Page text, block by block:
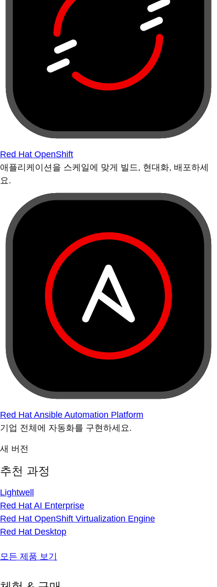
Red Hat OpenShift
애플리케이션을 스케일에 맞게 빌드, 현대화, 배포하세
요.
Red Hat Ansible Automation Platform
기업 전체에 자동화를 구현하세요.
새 버전
추천 과정
Lightwell
Red Hat AI Enterprise
Red Hat OpenShift Virtualization Engine
Red Hat Desktop
모든 제품 보기